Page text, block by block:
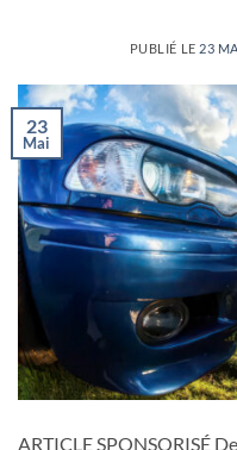
PUBLIÉ LE 23
23
Mai
ARTICLE SPONSORISÉ